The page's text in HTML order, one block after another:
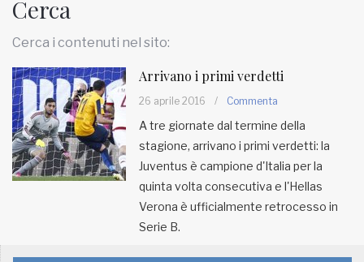
HOME
RUBRICHE
MUNICIPI
Inviateci le vostre segnalazioni
Cerca
Cerca i contenuti nel sito:
Arrivano i primi verdetti
26 aprile 2016 / Commenta
A tre giornate dal termine della
stagione, arrivano i primi verdetti: la
Juventus è campione d'Italia per la
quinta volta consecutiva e l'Hellas
Verona è ufficialmente retrocesso in
Serie B.